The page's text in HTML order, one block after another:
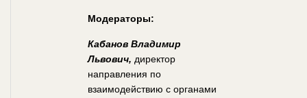
Модераторы:
Кабанов Владимир
Львович, директор
направления по
взаимодействию с органами